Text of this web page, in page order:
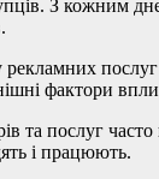
З кожним
послуг
фактори
та послуг
і працюють.